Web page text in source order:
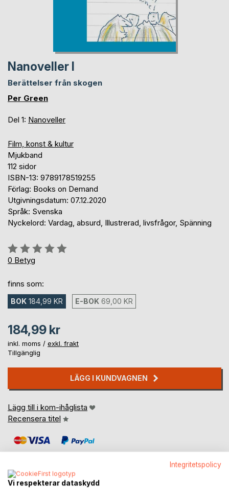
Nanoveller I
Berättelser från skogen
Per Green
Del 1: Nanoveller
Film, konst & kultur
Mjukband
112 sidor
ISBN-13: 9789178519255
Förlag: Books on Demand
Utgivningsdatum: 07.12.2020
Språk: Svenska
Nyckelord: Vardag, absurd, Illustrerad, livsfrågor, Spänning
Betyg::
0%
0 Betyg
finns som:
BOK 184,99 KR E-BOK 69,00 KR
184,99 kr
inkl. moms / exkl. frakt
Tillgänglig
LÄGG I KUNDVAGNEN
Lägg till i kom-ihåglista
Recensera titel
Integritetspolicy
Vi respekterar dataskydd